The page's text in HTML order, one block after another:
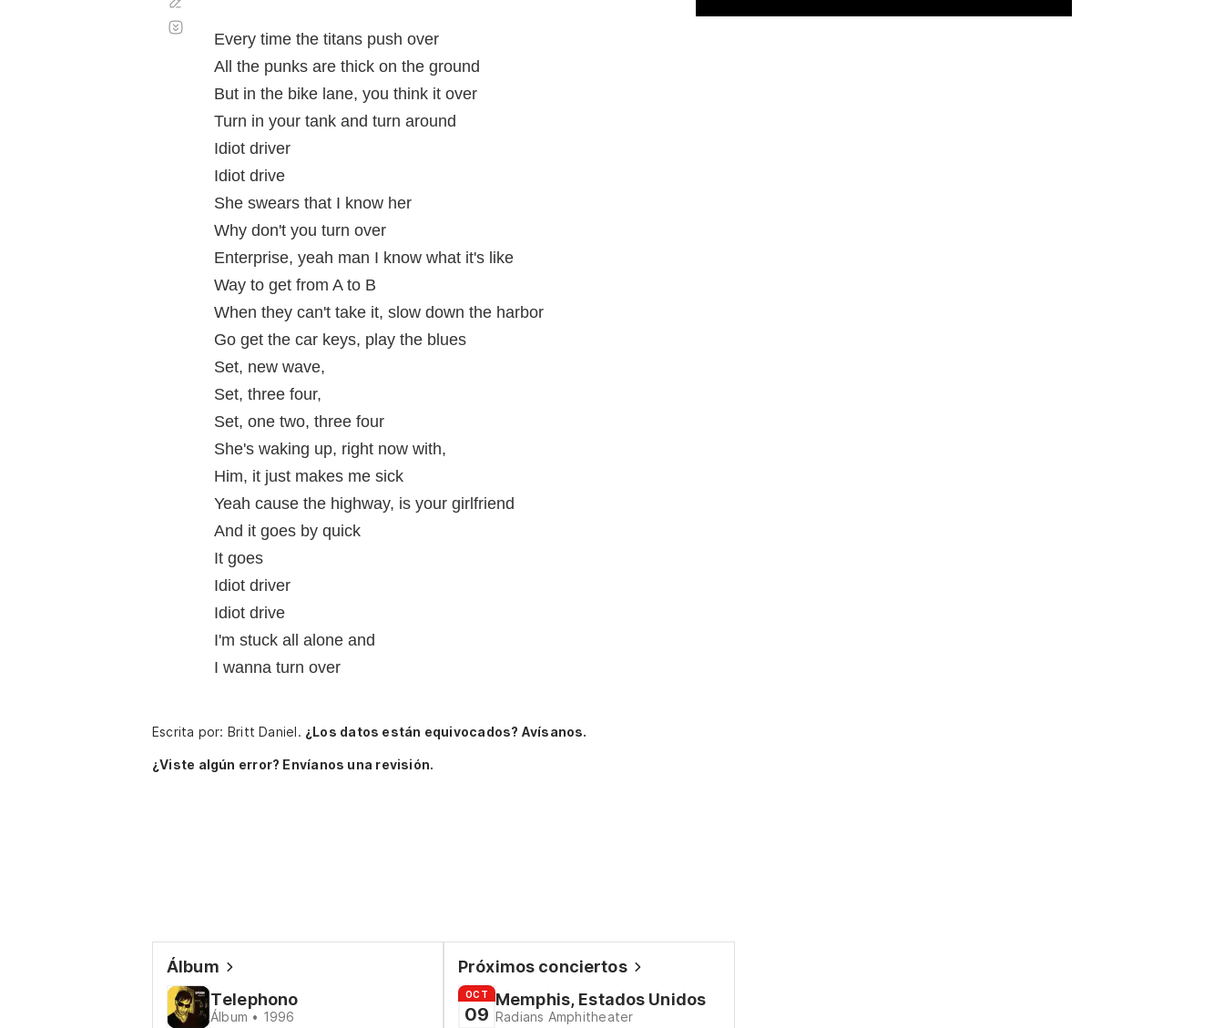
Every time the titans push over
All the punks are thick on the ground
But in the bike lane, you think it over
Turn in your tank and turn around
Idiot driver
Idiot drive
She swears that I know her
Why don't you turn over
Enterprise, yeah man I know what it's like
Way to get from A to B
When they can't take it, slow down the harbor
Go get the car keys, play the blues
Set, new wave,
Set, three four,
Set, one two, three four
She's waking up, right now with,
Him, it just makes me sick
Yeah cause the highway, is your girlfriend
And it goes by quick
It goes
Idiot driver
Idiot drive
I'm stuck all alone and
I wanna turn over
automático
Escrita por: Britt Daniel. ¿Los datos están equivocados? Avísanos.
¿Viste algún error? Envíanos una revisión.
Álbum
Telephono
Álbum • 1996
Próximos conciertos
OCT
09
Memphis, Estados Unidos
Radians Amphitheater